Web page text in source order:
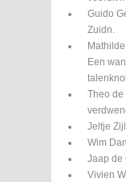
Guido
Zuidn.
Een
Theo de
Jeltje
Wim
Jaap de
Vivien